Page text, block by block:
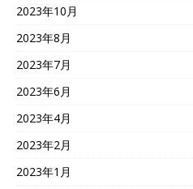
2023年10月
2023年8月
2023年7月
2023年6月
2023年4月
2023年2月
2023年1月